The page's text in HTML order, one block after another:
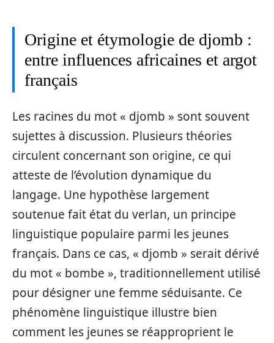
Origine et étymologie de djomb :
entre influences africaines et argot
français
Les racines du mot « djomb » sont souvent
sujettes à discussion. Plusieurs théories
circulent concernant son origine, ce qui
atteste de l’évolution dynamique du
langage. Une hypothèse largement
soutenue fait état du verlan, un principe
linguistique populaire parmi les jeunes
français. Dans ce cas, « djomb » serait dérivé
du mot « bombe », traditionnellement utilisé
pour désigner une femme séduisante. Ce
phénomène linguistique illustre bien
comment les jeunes se réapproprient le